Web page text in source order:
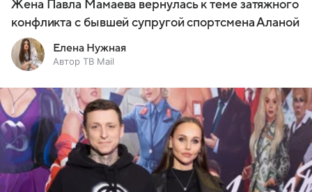
Жена Павла Мамаева вернулась к теме затяжного
конфликта с бывшей супругой спортсмена Аланой
Елена Нужная
Автор ТВ Mail